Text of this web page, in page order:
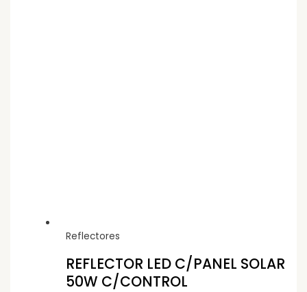
Reflectores
REFLECTOR LED C/PANEL SOLAR
50W C/CONTROL